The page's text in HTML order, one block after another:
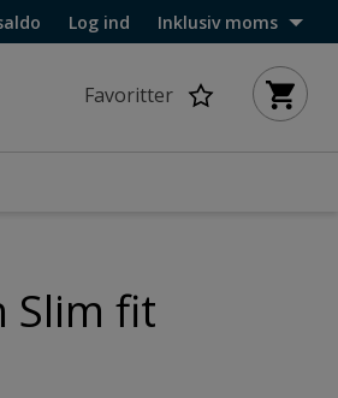
Log ind Inklusiv moms
Favoritter
Slim fit